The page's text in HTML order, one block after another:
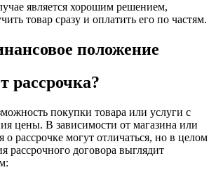
является хорошим решением,
товар сразу и оплатить его по частям.
положение
рассрочка?
покупки товара или услуги с
цены. В зависимости от магазина или
о рассрочке могут отличаться, но в целом
рассрочного договора выглядит